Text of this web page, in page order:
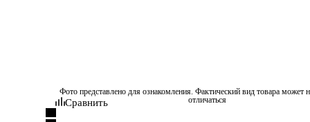
Фото представлено для ознакомления. Фактический вид товара может
отличаться
Сравнить